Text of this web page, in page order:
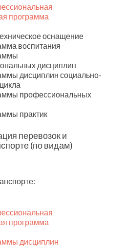
программа
оснащение
воспитания
дисциплин
дисциплин социально-
профессиональных
практик
перевозок и
(по видам)
программа
дисциплин